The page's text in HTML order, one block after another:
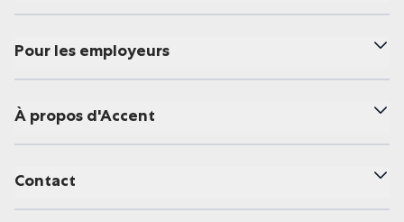
Pour les employeurs
À propos d'Accent
Contact